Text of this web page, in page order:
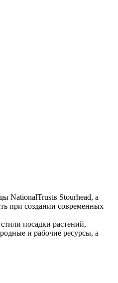
NationalTrustв Stourhead, а
при создании современных
посадки растений,
и рабочие ресурсы, а